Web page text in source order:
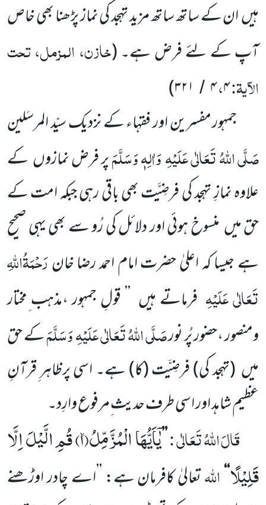
ہیںان کے ساتھ ساتھ مزید تہجد کی نماز پڑھنا بھی خاص
آپ کے لئے فرض ہے۔(خازن، المزمل، تحت
الآیۃ:۴،۴ / ۳۲۱)
جمہور مفسرین اور فقہاء کے نزدیک سیّد المرسَلین
صَلَّی اللّٰہُ تَعَالٰی عَلَیْہِوَاٰلِہٖوَسَلَّمَپر فرض نمازوںکے
علاوہ نمازِتہجد کی فرضِیَّتبھی باقی رہی جبکہ امت کے
حق میںمنسوخ ہوئی اور دلائل کی رُو سے بھی یہی صحیح
ہے جیسا کہ اعلیٰ حضرتامام احمد رضا خانرَحْمَۃُاللّٰہِ
تَعَالٰی عَلَیْہِ فرماتے ہیں ’’ قولِ جمہور ،مذہب ِمختار
ومنصور ،حضور پُر نورصَلَّی اللّٰہُ تَعَالٰی عَلَیْہِوَسَلَّمَکے حق
میں (تہجد کی)فرضِیَّت(کا)ہے۔ اسی پرظاہر ِقرآنِ
عظیم شاہد اور اسی طرف حدیث ِمرفوع وارِد۔
قَالَاللّٰہُتَعَالٰی :’’یٰۤاَیُّهَا الْمُزَّمِّلُۙ(۱) قُمِ الَّیْلَ اِلَّا
قَلِیْلًا‘‘اللّٰہتعالیٰ کافرمان ہے: ’’اے چادر اوڑھنے